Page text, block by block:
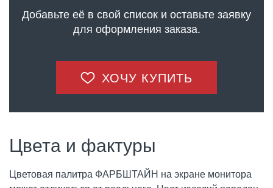
Добавьте её в свой список и оставьте заявку
для оформления заказа.
ХОЧУ КУПИТЬ
Цвета и фактуры
Цветовая палитра ФАРБШТАЙН на экране монитора